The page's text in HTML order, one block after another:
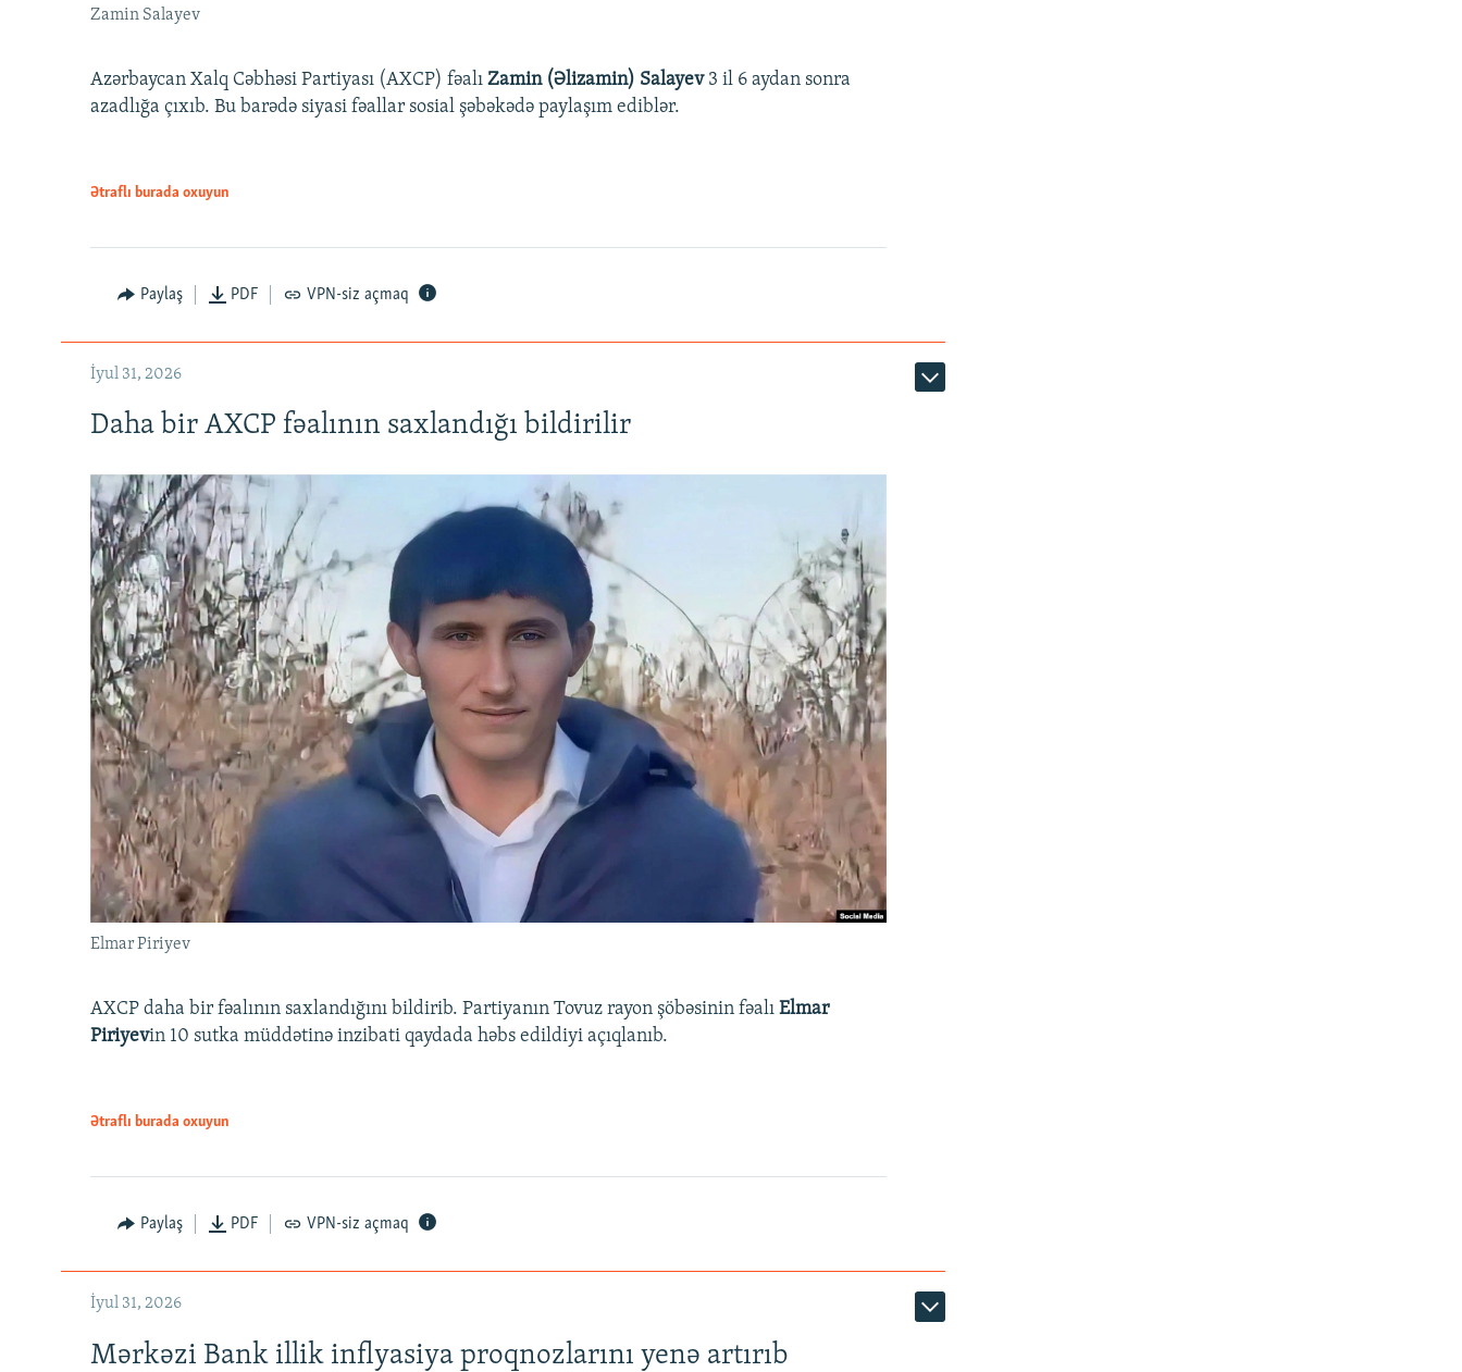
Zamin Salayev
Azərbaycan Xalq Cəbhəsi Partiyası (AXCP) fəalı Zamin (Əlizamin) Salayev 3 il 6 aydan sonra
azadlığa çıxıb. Bu barədə siyasi fəallar sosial şəbəkədə paylaşım ediblər.
Ətraflı burada oxuyun
Paylaş PDF VPN-siz açmaq
İyul 31, 2026
Daha bir AXCP fəalının saxlandığı bildirilir
Elmar Piriyev
AXCP daha bir fəalının saxlandığını bildirib. Partiyanın Tovuz rayon şöbəsinin fəalı Elmar
Piriyevin 10 sutka müddətinə inzibati qaydada həbs edildiyi açıqlanıb.
Ətraflı burada oxuyun
Paylaş PDF VPN-siz açmaq
İyul 31, 2026
Mərkəzi Bank illik inflyasiya proqnozlarını yenə artırıb